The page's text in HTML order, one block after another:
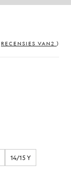
RECENSIES VAN2 )
14/15 Y